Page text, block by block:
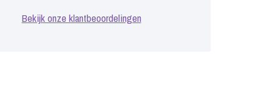
Bekijk onze klantbeoordelingen